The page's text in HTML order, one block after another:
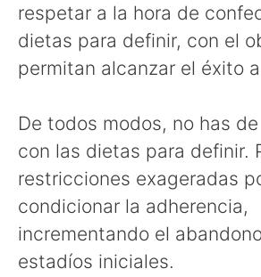
respetar a la hora de
dietas para definir, con el
permitan alcanzar el éxito
De todos modos, no has
con las dietas para definir.
restricciones exageradas
condicionar la adherencia,
incrementando el
estadíos iniciales.